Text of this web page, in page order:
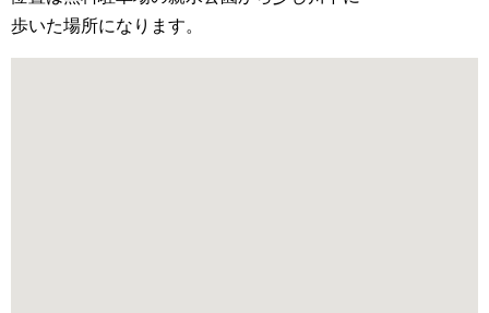
歩いた場所になります。